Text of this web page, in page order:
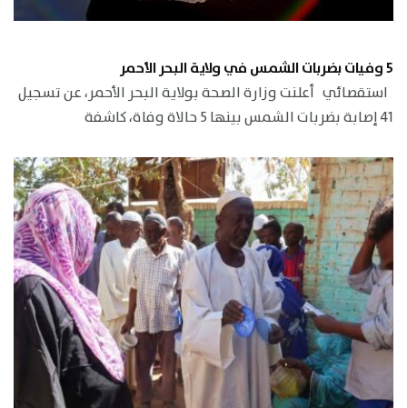
5 وفيات بضربات الشمس في ولاية البحر الأحمر
استقصائي أعلنت وزارة الصحة بولاية البحر الأحمر، عن تسجيل
41 إصابة بضربات الشمس بينها 5 حالاة وفاة، كاشفة